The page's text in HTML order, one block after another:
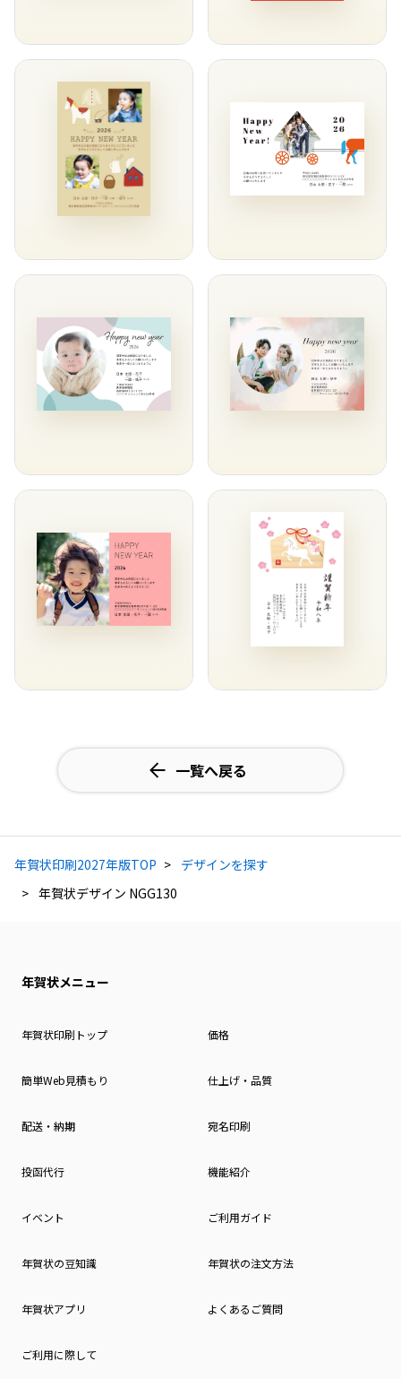
一覧へ戻る
年賀状印刷2027年版TOP
デザインを探す
年賀状デザイン NGG130
年賀状メニュー
年賀状印刷トップ 価格
簡単Web見積もり 仕上げ・品質
配送・納期 宛名印刷
投函代行 機能紹介
イベント ご利用ガイド
年賀状の豆知識 年賀状の注文方法
年賀状アプリ よくあるご質問
ご利用に際して